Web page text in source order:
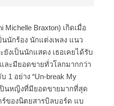
Braxton) เกิดเมื่อ
นักร้อง นักแต่งเพลง แนว
งเป็นนักแสดง เธอเคยได้รับ
ละมียอดขายทั่วโลกมากกว่า
1 อย่าง “Un-break My
ปินหญิงที่มียอดขายมากที่สุด
ของนิตยสารบิลบอร์ด แบ